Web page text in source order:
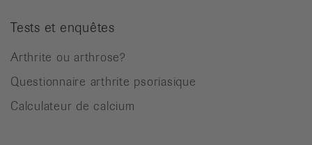
Tests et enquêtes
Arthrite ou arthrose?
Questionnaire arthrite psoriasique
Calculateur de calcium